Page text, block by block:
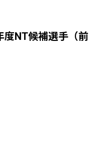
度NT候補選手（前